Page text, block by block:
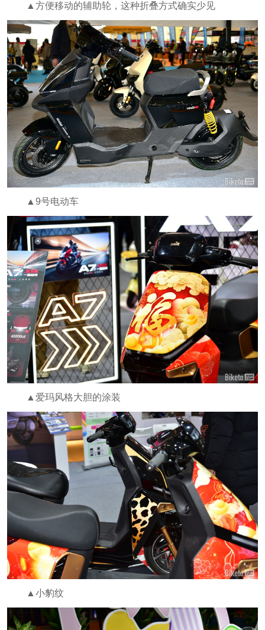
▲方便移动的辅助轮，这种折叠方式确实少见
▲9号电动车
▲爱玛风格大胆的涂装
▲小豹纹